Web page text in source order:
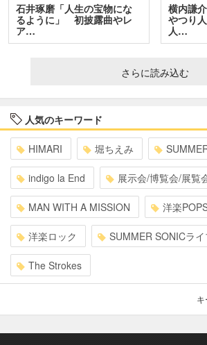
石井琢磨「人生の宝物にな
るように」 初披露曲やレ
ア…
横内謙
やつり
人…
さらに読み込む
人気のキーワード
HIMARI 堀ちえみ
indigo la End 展示会/博覧会/展覧
MAN WITH A MISSION 洋楽
洋楽ロック SUMMER SONICラ
The Strokes